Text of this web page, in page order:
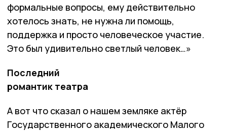
формальные вопросы, ему действительно
хотелось знать, не нужна ли помощь,
поддержка и просто человеческое участие.
Это был удивительно светлый человек…»
Последний
романтик театра
А вот что сказал о нашем земляке актёр
Государственного академического Малого